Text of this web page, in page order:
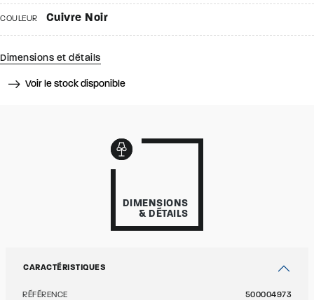
COULEUR Cuivre Noir
Dimensions et détails
Voir le stock disponible
DIMENSIONS
& DÉTAILS
CARACTÉRISTIQUES
RÉFÉRENCE 500004973